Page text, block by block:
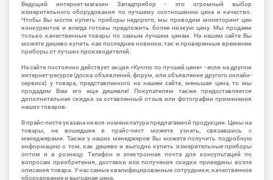
Ведущий интернет-магазин Западприбор - это огромный выбор
измерительного оборудования по лучшему соотношению цена и качество.
Чтобы Вы могли купить приборы недорого, мы проводим мониторинг цен
конкурентов и всегда готовы предложить более низкую цену. Мы продаем
только качественные товары по самым лучшим ценам. На нашем сайте Вы
можете дешево купить как последние новинки, так и проверенные временем
приборы от лучших производителей.
На сайте постоянно действует акция «Куплю по лучшей цене» - если на другом
интернет-ресурсе (доска объявлений, форум, или объявление другого онлайн-
сервиса) у товара, представленного на нашем сайте, меньшая цена, то мы
продадим Вам его еще дешевле! Покупателям также предоставляется
дополнительная скидка за оставленный отзыв или фотографии применения
наших товаров.
В прайс-листе указана не вся номенклатура предлагаемой продукции. Цены на
товары, не вошедшие в прайс-лист можете узнать, связавшись с
менеджерами. Также у наших менеджеров Вы можете получить подробную
информацию о том, как дешево и выгодно купить измерительные приборы
оптом и в розницу. Телефон и электронная почта для консультаций по
вопросам приобретения, доставки или получения скидки приведены возле
описания товара. У нас самые квалифицированные сотрудники, качественное
оборудование и выгодная цена.